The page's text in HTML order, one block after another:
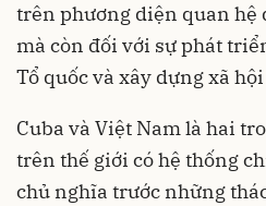
trên phương diện quan hệ
mà còn đối với sự phát
Tổ quốc và xây dựng xã
Cuba và Việt Nam là hai
trên thế giới có hệ thống
chủ nghĩa trước những